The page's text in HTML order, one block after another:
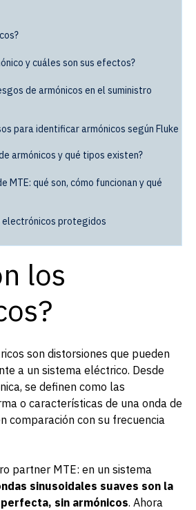
y cuáles son sus efectos?
de armónicos en el suministro
para identificar armónicos según Fluke
armónicos y qué tipos existen?
MTE: qué son, cómo funcionan y qué
electrónicos protegidos
los
son distorsiones que pueden
a un sistema eléctrico. Desde
se definen como las
o características de una onda de
comparación con su frecuencia
partner MTE: en un sistema
sinusoidales suaves son la
sin armónicos. Ahora